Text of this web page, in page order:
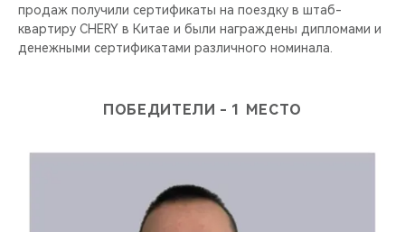
продаж получили сертификаты на поездку в штаб-
квартиру CHERY в Китае и были награждены дипломами и
денежными сертификатами различного номинала.
ПОБЕДИТЕЛИ - 1 МЕСТО